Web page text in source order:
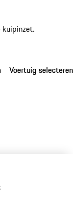
kuipinzet.
Voertuig selecteren
Voertuig selecteren